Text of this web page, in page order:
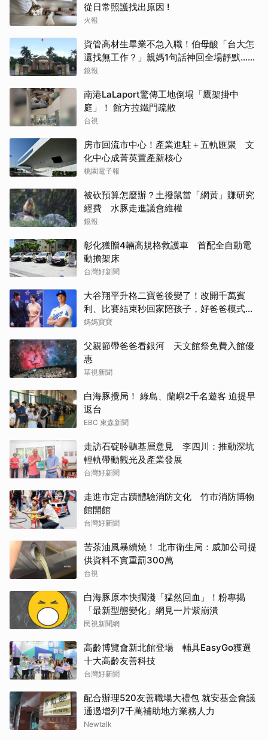
從日常照護找出原因 !
火報
資管高材生畢業不急入職！伯母酸「台大怎
還找無工作？」親媽1句話神回全場靜默...網
狂讚療癒
鏡報
南港LaLaport驚傳工地倒塌「鷹架掛中
庭」！ 館方拉鐵門疏散
台視
房市回流市中心！產業進駐＋五軌匯聚 文
化中心成菁英置產新核心
桃園電子報
被砍預算怎麼辦？土撥鼠當「網黃」賺研究
經費 水豚走進議會維權
鏡報
彰化獲贈4輛高規格救護車 首配全自動電
動擔架床
台灣好新聞
大谷翔平升格二寶爸後變了！改開千萬賓
利、比賽結束秒回家陪孩子，好爸爸模式全
開
媽媽寶寶
父親節帶爸爸看銀河 天文館祭免費入館優
惠
華視新聞
白海豚攪局！ 綠島、蘭嶼2千名遊客 迫提早
返台
EBC 東森新聞
走訪石碇聆聽基層意見 李四川：推動深坑
輕軌帶動觀光及產業發展
台灣好新聞
走進市定古蹟體驗消防文化 竹市消防博物
館開館
台灣好新聞
苦茶油風暴續燒！ 北市衛生局：威加公司提
供資料不實重罰300萬
台視
白海豚原本快擱淺「猛然回血」！粉專揭
「最新型態變化」網見一片紫崩潰
民視新聞網
高齡博覽會新北館登場 輔具EasyGo獲選
十大高齡友善科技
台灣好新聞
配合辦理520友善職場大禮包 就安基金會議
通過增列7千萬補助地方業務人力
Newtalk